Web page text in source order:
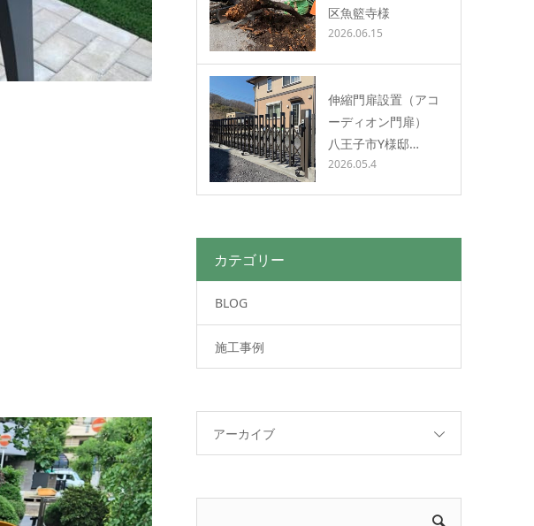
区魚籃寺様
2026.06.15
伸縮門扉設置（アコ
ーディオン門扉）
八王子市Y様邸…
2026.05.4
カテゴリー
BLOG
施工事例
アーカイブ